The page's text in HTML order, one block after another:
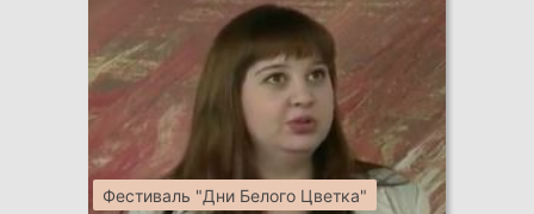
Фестиваль "Дни Белого Цветка"